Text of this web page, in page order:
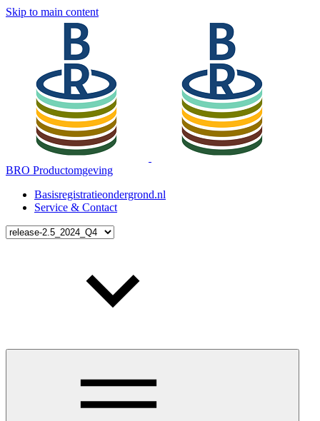
Skip to main content
BRO Productomgeving
Basisregistratieondergrond.nl
Service & Contact